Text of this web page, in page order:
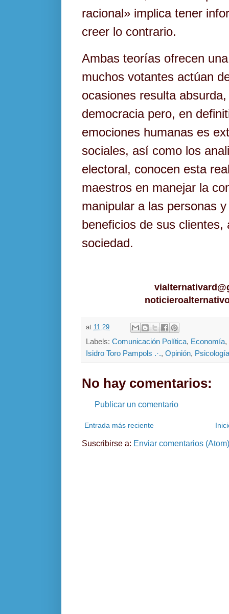
racional» implica tener
creer lo contrario.
Ambas teorías ofrecen
muchos votantes actúan
ocasiones resulta
democracia pero, en
emociones humanas es
sociales, así como los
electoral, conocen esta
maestros en manejar la
manipular a las personas
beneficios de sus clientes,
sociedad.
at 11:29
Labels: Comunicación Política, Economía,
Isidro Toro Pampols .·., Opinión, Psicología
No hay comentarios:
Publicar un comentario
Entrada más reciente
Suscribirse a: Enviar comentarios (Atom)